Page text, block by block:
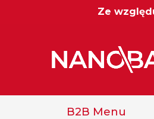
Ze
B2B Menu